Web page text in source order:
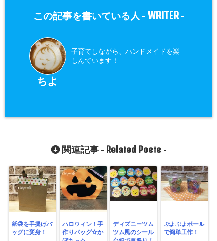
この記事を書いている人 - WRITER-
ちよ
子育てしながら、ハンドメイドを楽
しんでいます！
関連記事 - Related Posts-
紙袋を手提げバ
ッグに変身！
ハロウィン！手
作りバッグ☆か
ディズニーツム
ツム風のシール
ぷよぷよボール
で簡単工作！